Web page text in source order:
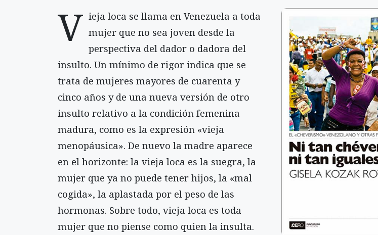
V ieja loca se llama en Venezuela a toda
mujer que no sea joven desde la
perspectiva del dador o dadora del
insulto. Un mínimo de rigor indica que se
trata de mujeres mayores de cuarenta y
cinco años y de una nueva versión de otro
insulto relativo a la condición femenina
madura, como es la expresión «vieja
menopáusica». De nuevo la madre aparece
en el horizonte: la vieja loca es la suegra, la
mujer que ya no puede tener hijos, la «mal
cogida», la aplastada por el peso de las
hormonas. Sobre todo, vieja loca es toda
mujer que no piense como quien la insulta.